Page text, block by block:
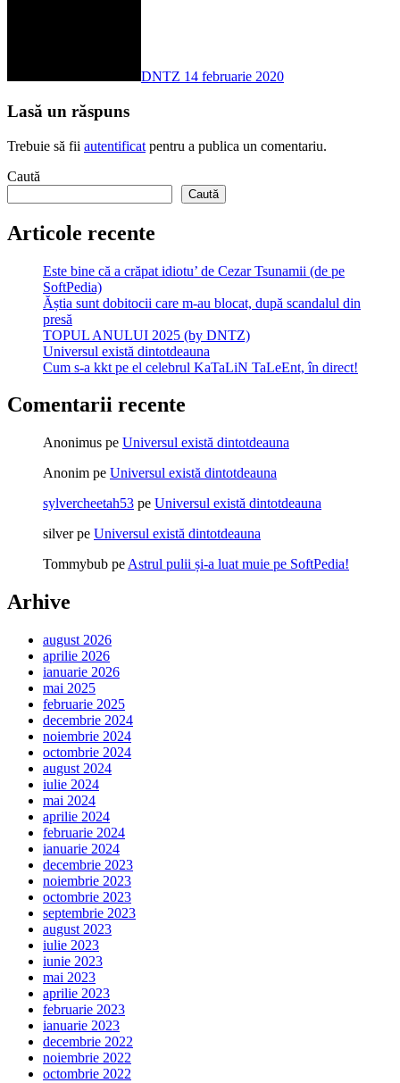
DNTZ 14 februarie 2020
Lasă un răspuns
Trebuie să fii autentificat pentru a publica un comentariu.
Caută
Caută
Articole recente
Este bine că a crăpat idiotu’ de Cezar Tsunamii (de pe
SoftPedia)
Ăștia sunt dobitocii care m-au blocat, după scandalul din
presă
TOPUL ANULUI 2025 (by DNTZ)
Universul există dintotdeauna
Cum s-a kkt pe el celebrul KaTaLiN TaLeEnt, în direct!
Comentarii recente
Anonimus pe Universul există dintotdeauna
Anonim pe Universul există dintotdeauna
sylvercheetah53 pe Universul există dintotdeauna
silverpe Universul există dintotdeauna
Tommybub pe Astrul pulii și-a luat muie pe SoftPedia!
Arhive
august 2026
aprilie 2026
ianuarie 2026
mai 2025
februarie 2025
decembrie 2024
noiembrie 2024
octombrie 2024
august 2024
iulie 2024
mai 2024
aprilie 2024
februarie 2024
ianuarie 2024
decembrie 2023
noiembrie 2023
octombrie 2023
septembrie 2023
august 2023
iulie 2023
iunie 2023
mai 2023
aprilie 2023
februarie 2023
ianuarie 2023
decembrie 2022
noiembrie 2022
octombrie 2022